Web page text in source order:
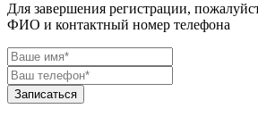
Для завершения регистрации,
ФИО и контактный номер телефона